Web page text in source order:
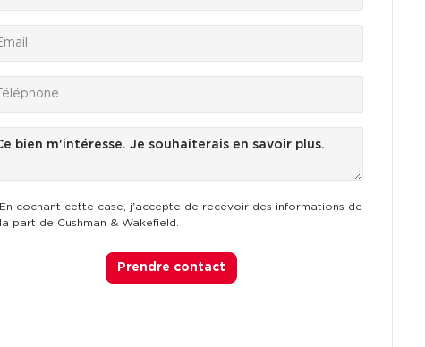
En cochant cette case, j'accepte de recevoir des informations de
la part de Cushman & Wakefield.
Prendre contact